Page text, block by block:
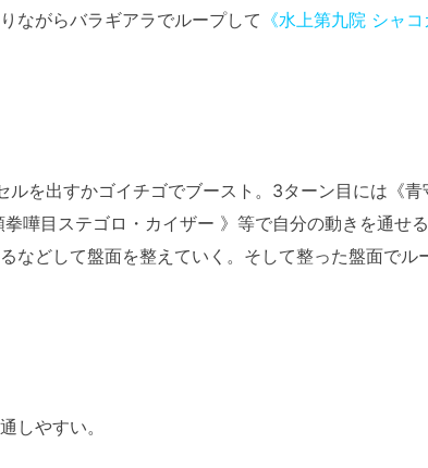
ながらバラギアラでループして 《水上第九院 シャコ
を出すかゴイチゴでブースト。3ターン目には《
拳嘩目ステゴロ・カイザー 》等で自分の動きを通せ
などして盤面を整えていく。そして整った盤面でル
しやすい。